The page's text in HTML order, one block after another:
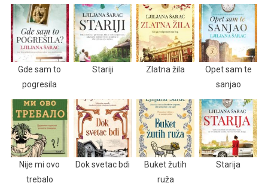
Gde sam to
pogresila
Stariji Zlatna žila
Opet sam te
sanjao
Nije mi ovo
trebalo
Dok svetac bdi
Buket žutih
ruža
Starija